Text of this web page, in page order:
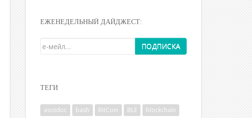
ЕЖЕНЕДЕЛЬНЫЙ ДАЙДЖЕСТ:
ТЕГИ
asciidoc bash BitCoin BLE
blockchain